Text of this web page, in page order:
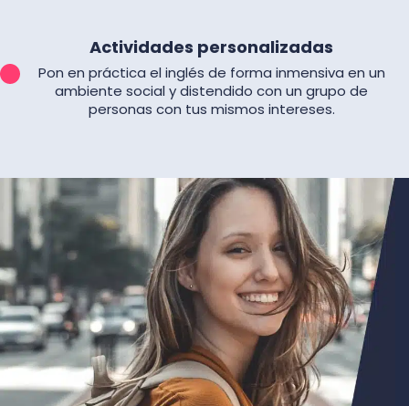
Actividades personalizadas
Pon en práctica el inglés de forma inmensiva en un
ambiente social y distendido con un grupo de
personas con tus mismos intereses.